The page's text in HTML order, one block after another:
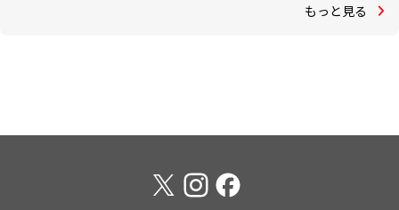
もっと見る